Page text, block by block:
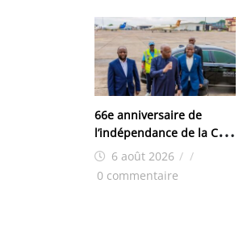
66e anniversaire de
l’indépendance de la Côte
d’Ivoire : Bah Oury
représente Mamadi
6 août 2026 / /
0 commentaire